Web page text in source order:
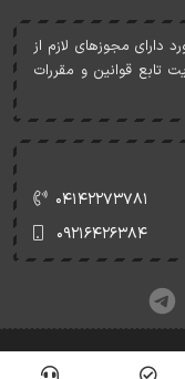
دارای مجوزهای لازم از
تابع قوانين و مقررات
۰۴۱۴۲۲۷۳۷۸۱
۰۹۲۱۶۴۲۶۳۸۴